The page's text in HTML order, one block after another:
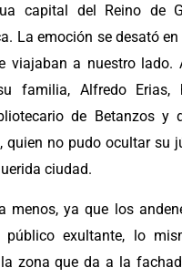
capital del Reino de
La emoción se desató
viajaban a nuestro lado.
familia, Alfredo Erias,
de Betanzos y
quien no pudo ocultar su
ciudad.
menos, ya que los
público exultante, lo
zona que da a la